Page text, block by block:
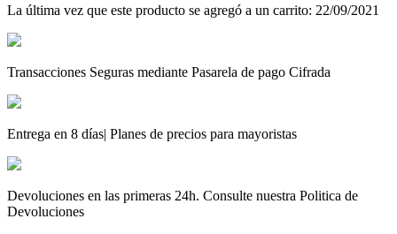
La última vez que este producto se agregó a un carrito: 22/09/2021
Transacciones Seguras mediante Pasarela de pago Cifrada
Entrega en 8 días| Planes de precios para mayoristas
Devoluciones en las primeras 24h. Consulte nuestra Politica de
Devoluciones